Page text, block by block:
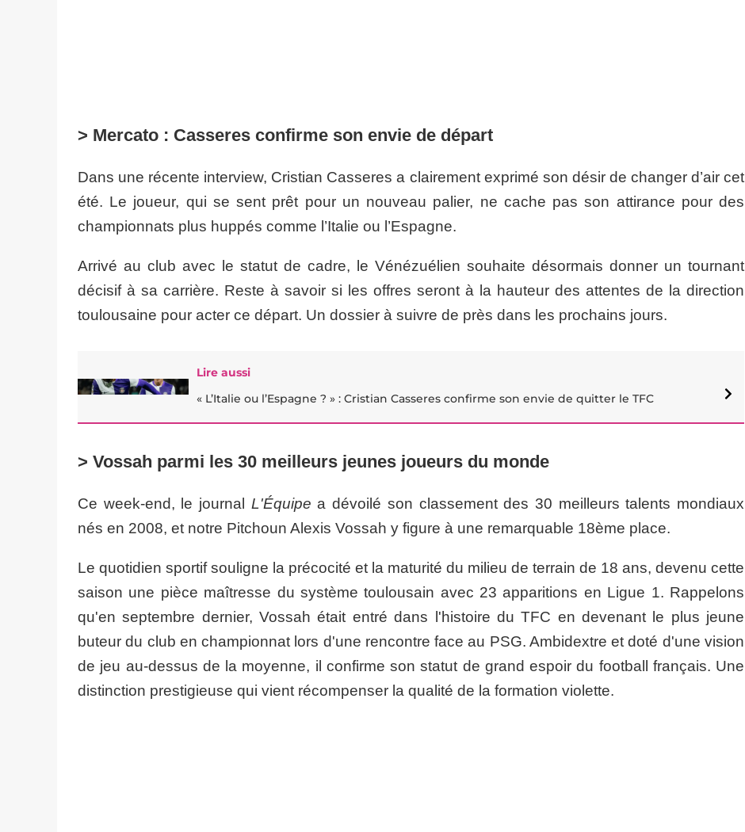
> ​Mercato : Casseres confirme son envie de départ
Dans une récente interview, Cristian Casseres a clairement exprimé son désir de changer d’air cet
été. Le joueur, qui se sent prêt pour un nouveau palier, ne cache pas son attirance pour des
championnats plus huppés comme l’Italie ou l’Espagne.
​Arrivé au club avec le statut de cadre, le Vénézuélien souhaite désormais donner un tournant
décisif à sa carrière. Reste à savoir si les offres seront à la hauteur des attentes de la direction
toulousaine pour acter ce départ. Un dossier à suivre de près dans les prochains jours.
Lire aussi
« L’Italie ou l’Espagne ? » : Cristian Casseres confirme son envie de quitter le TFC
> Vossah parmi les 30 meilleurs jeunes joueurs du monde
Ce week-end, le journal L'Équipe a dévoilé son classement des 30 meilleurs talents mondiaux
nés en 2008, et notre Pitchoun Alexis Vossah y figure à une remarquable 18ème place.
​Le quotidien sportif souligne la précocité et la maturité du milieu de terrain de 18 ans, devenu cette
saison une pièce maîtresse du système toulousain avec 23 apparitions en Ligue 1. Rappelons
qu'en septembre dernier, Vossah était entré dans l'histoire du TFC en devenant le plus jeune
buteur du club en championnat lors d'une rencontre face au PSG. Ambidextre et doté d'une vision
de jeu au-dessus de la moyenne, il confirme son statut de grand espoir du football français. Une
distinction prestigieuse qui vient récompenser la qualité de la formation violette.